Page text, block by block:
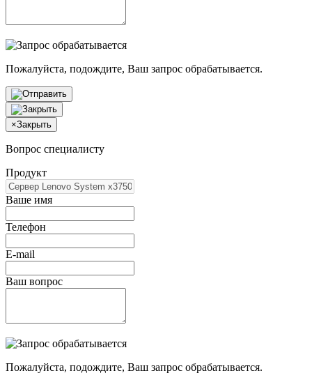
Пожалуйста, подождите, Ваш запрос обрабатывается.
×Закрыть
Вопрос специалисту
Продукт
Ваше имя
Телефон
E-mail
Ваш вопрос
Пожалуйста, подождите, Ваш запрос обрабатывается.